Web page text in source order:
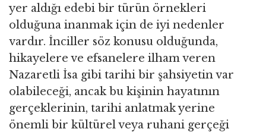
yer aldığı edebi bir türün örnekleri
olduğuna inanmak için de iyi nedenler
vardır. İnciller söz konusu olduğunda,
hikayelere ve efsanelere ilham veren
Nazaretli İsa gibi tarihi bir şahsiyetin var
olabileceği, ancak bu kişinin hayatının
gerçeklerinin, tarihi anlatmak yerine
önemli bir kültürel veya ruhani gerçeği